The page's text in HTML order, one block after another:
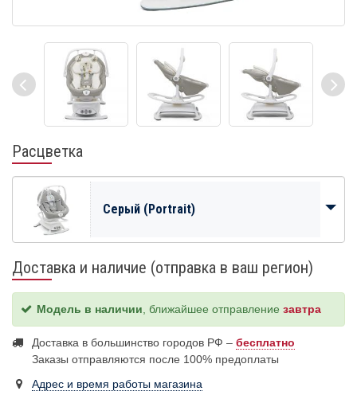
Расцветка
Серый (Portrait)
Доставка и наличие (отправка в ваш регион)
Модель в наличии , ближайшее отправление завтра
Доставка в большинство городов РФ – бесплатно
Заказы отправляются после 100% предоплаты
Адрес и время работы магазина